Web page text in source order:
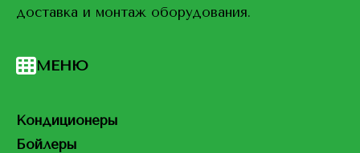
доставка и монтаж оборудования.
МЕНЮ
Кондиционеры
Бойлеры